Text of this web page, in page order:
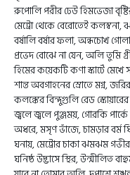
রুপোলি পরীর ঢেউ হিমভেজা
মেট্রো থেকে বেরোতেই কলস্বনা,
বর্ষালি বর্ষার ফলা, অন্ধচোখ
প্রভেদ বোঝে না যেন, অলি তুমি
হিমের কয়েকটি কণা স্কার্টে মেখে
শান্ত অবগাহনের স্রোতে মগ্ন,
কলঙ্কের বিন্দুগুলি রেড
জ্বলে জ্বলে পুঞ্জময়, গোরকি
অধরে, মসৃণ ভাঁজে, চামড়ার বর্ম
ঘনায়, মেট্রোর চাকা ঝমঝম গভীর
ঘনিষ্ঠ উদ্ভাসে স্থির, উন্মীলিত